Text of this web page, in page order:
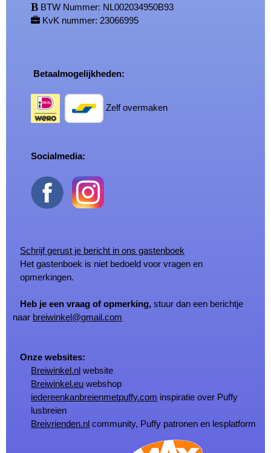
BTW Nummer: NL002034950B93
KvK nummer: 23066995
Betaalmogelijkheden:
Zelf overmaken
Socialmedia:
Schrijf gerust je bericht in ons gastenboek
Het gastenboek is niet bedoeld voor vragen en
opmerkingen.
Heb je een vraag of opmerking, stuur dan een berichtje
naar breiwinkel@gmail.com
Onze websites:
Breiwinkel.nl website
Breiwinkel.eu webshop
iedereenkanbreienmetpuffy.com inspiratie over Puffy
lusbreien
Breivrienden.nl community, Puffy patronen en lesplatform